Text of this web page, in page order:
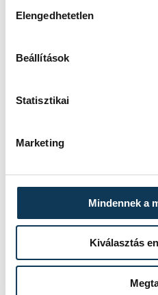
Elengedhetetlen
Beállítások
Statisztikai
Marketing
Mindennek a
Kiválasztás
ONE VESZPRÉM HC